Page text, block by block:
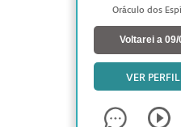
Oráculo dos
Espíritos
Voltarei a
VER